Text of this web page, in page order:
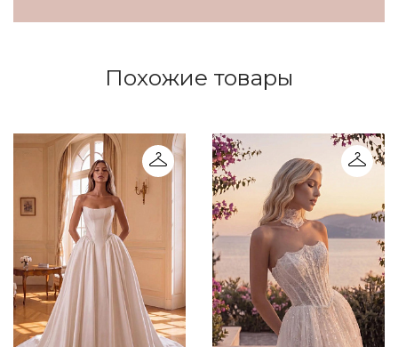
Похожие товары